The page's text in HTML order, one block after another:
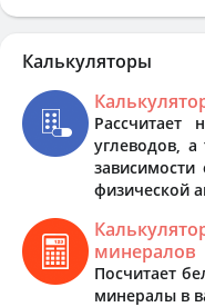
Калькуляторы
Рассчитает
углеводов,
зависимости
физической
минералов
Посчитает
минералы в